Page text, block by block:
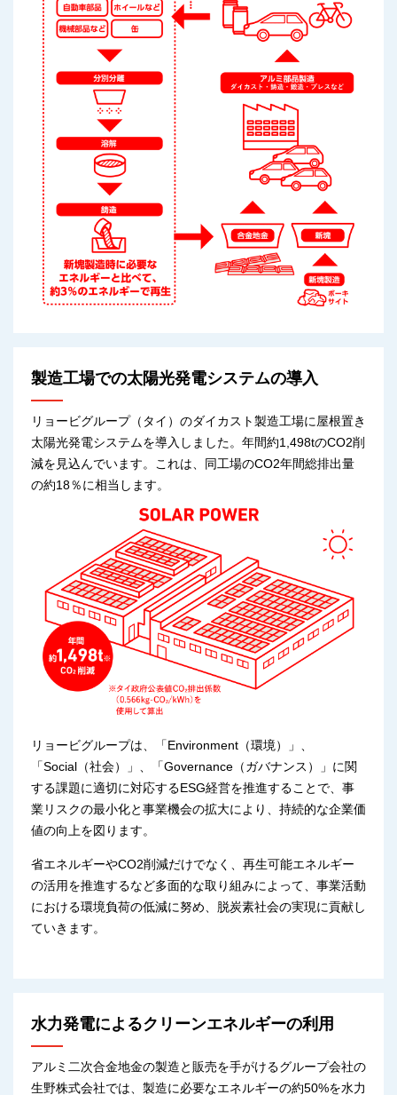
製造工場での太陽光発電システムの導入
リョービグループ（タイ）のダイカスト製造工場に屋根置き
太陽光発電システムを導入しました。年間約1,498tのCO2削
減を見込んでいます。これは、同工場のCO2年間総排出量
の約18％に相当します。
リョービグループは、「Environment（環境）」、
「Social（社会）」、「Governance（ガバナンス）」に関
する課題に適切に対応するESG経営を推進することで、事
業リスクの最小化と事業機会の拡大により、持続的な企業価
値の向上を図ります。
省エネルギーやCO2削減だけでなく、再生可能エネルギー
の活用を推進するなど多面的な取り組みによって、事業活動
における環境負荷の低減に努め、脱炭素社会の実現に貢献し
ていきます。
水力発電によるクリーンエネルギーの利用
アルミ二次合金地金の製造と販売を手がけるグループ会社の
生野株式会社では、製造に必要なエネルギーの約50%を水力